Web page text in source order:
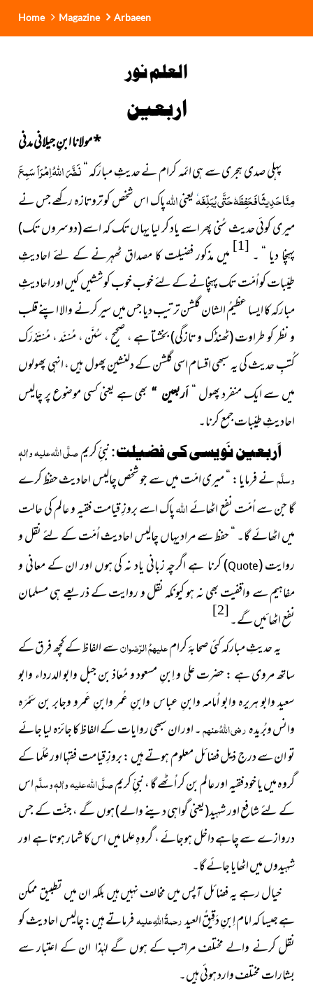
Home Magazine Arbaeen
العلم نور
اربعین
*مولانا ابنِ جیلانی مدنی
پہلی صدی ہجری سے ہی ائمہ کرامنے حدیثِ مبارَکہ “نَضَّرَ اللَّہُ اِمْرَاً سَمِعَ
مِنَّا حَدِیثًا فَحَفِظَہٗ حَتَّی یُبَلِّغَہیعنیاللہپاک اس شخص کو تروتازہ رکھے جس نے
میری کوئی حدیث سُنی پھر اسے یاد کر لیا یہاں تک کہ اسے(دوسروں تک)
پہنچا دیا “ ۔ [1] میں مذکور فضیلت کا مصداق ٹھہرنے کے لئے احادیثِ
طیّبات کو اُمّت تک پہنچانے کے لئے خوب خوب کوششیں کیں اور احادیثِ
مبارکہ کا ایسا عظیمُ الشان گلشن ترتیب دیا جس میں سیر کرنے والا اپنے قلب
و نظر کو طراوت(ٹھنڈک و تازگی)بخشتا ہے ، صحیح ، سُنَن ، مُسْنَد ، مُسْتَدْرَک
کُتبِ حدیث کی یہ سبھی اقسام اسی گلشن کے دلنشین پھول ہیں ، انہی پھولوں
میں سے ایک منفرد پھول “اَربعین “ بھی ہے یعنی کسی موضوع پر چالیس
احادیثِ طیّبات جمع کرنا۔
اَربعین نَویسی کی فضیلت :نبیِّ کریمصلَّی اللہ علیہ واٰلہٖ
وسلَّمنے فرمایا : “ میری امّت میں سے جو شخص چالیس احادیث حفظ کرے
گا جن سے اُمّت نفع اٹھائےاللہپاک اسے بروزِ قیامت فقیہ و عالم کی حالت
میں اٹھائے گا۔ “ حفظ سے مراد یہاں چالیس احادیث اُمّت کے لئے نقل و
روایت(
Quote
)کرنا ہےاگرچہ زبانی یاد نہ کی ہوں اور ان کے معانی و
مفاہیم سے واقفیت بھی نہ ہو کیونکہ نقل و روایت کے ذریعے ہی مسلمان
نفع اٹھائیں گے۔[2]
یہ حدیثِ مبارکہ کئی صحابۂ کرامعلیہمُ الرّضوانسے الفاظ کے کچھ فرق کے
ساتھ مروی ہے : حضرت علی و اِبنِ مسعود و مُعاذ بن جبل وابو الدرداء وابو
سعيد وابو ہريرہ وابو اُمامہ وابنِ عباس وابنِ عُمر وابنِ عَمرو وجابر بن سَمُرَہ
وانس وبُريدہرضی اللہُ عنہم۔ اور ان سبھی روایات کے الفاظ کا جائزہ لیا جائے
تو ان سے درج ذیل فضائل معلوم ہوتے ہیں : بروزِ قیامت فقہا اور عُلَما کے
گروہ میں یا خود فقیہ اور عالم بن کر اُٹھے گا ، نبیِّ کریمصلَّی اللہ علیہ واٰلہٖ وسلَّماس
کے لئے شافع اور شہید(یعنی گواہی دینے والے)ہوں گے ، جنّت کے جس
دروازے سے چاہے داخل ہوجائے ، گروہِ علما میں اس کا شمار ہوتا ہے اور
شہیدوں میں اٹھایا جائے گا۔
خیال رہے یہ فضائل آپس میں مخالف نہیں ہیں بلکہ ان میں تطبیق ممکن
ہے جیسا کہ امام اِبنِ دَقِیقُ العیدرحمۃُ اللہِ علیہفرماتے ہیں : چالیس احادیث کو
نقل کرنے والے مختلف مراتب کے ہوں گے لہٰذا ان کے اعتبار سے
بشارات مختلف وارد ہوئی ہیں۔